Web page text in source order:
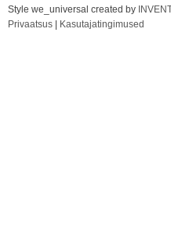
Style we_universal created by
Privaatsus
Kasutajatingimused